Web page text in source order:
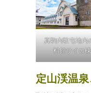
真駒内駐屯地内
料館サイロ棟
定山渓温